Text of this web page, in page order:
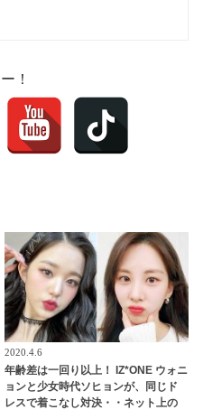
！
2020.4.6
年齢差は一回り以上！ IZ*ONE ウォニ
ョンと少女時代ソヒョンが、同じド
レスで着こなし対決・・ネット上の